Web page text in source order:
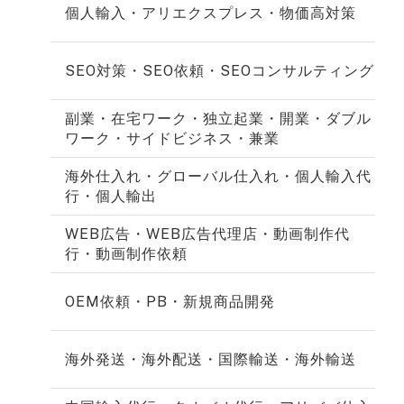
個人輸入・アリエクスプレス・物価高対策
SEO対策・SEO依頼・SEOコンサルティング
副業・在宅ワーク・独立起業・開業・ダブル
ワーク・サイドビジネス・兼業
海外仕入れ・グローバル仕入れ・個人輸入代
行・個人輸出
WEB広告・WEB広告代理店・動画制作代
行・動画制作依頼
OEM依頼・PB・新規商品開発
海外発送・海外配送・国際輸送・海外輸送